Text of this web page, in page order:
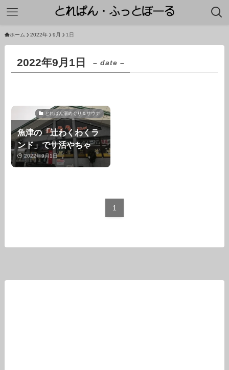
ホーム 2022年 9月 1日
2022年9月1日 – date –
とれぱん湯めぐり＆サウナ
魚津の「辻わくわくラ
ンド」でサ活やちゃ
2022年9月1日
1